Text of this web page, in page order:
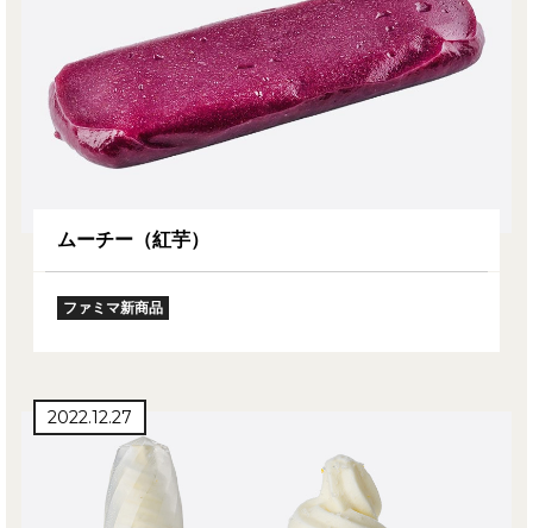
ムーチー（紅芋）
ファミマ新商品
2022.12.27